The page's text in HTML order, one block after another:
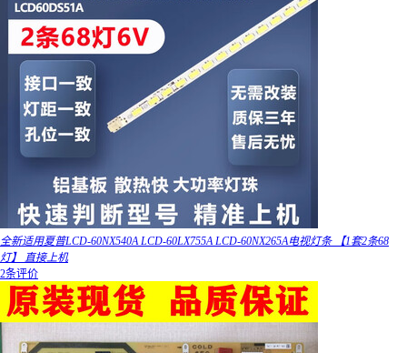
全新适用夏普LCD-60NX540A LCD-60LX755A LCD-60NX265A电视灯条 【1套2条68
灯】 直接上机
2条评价